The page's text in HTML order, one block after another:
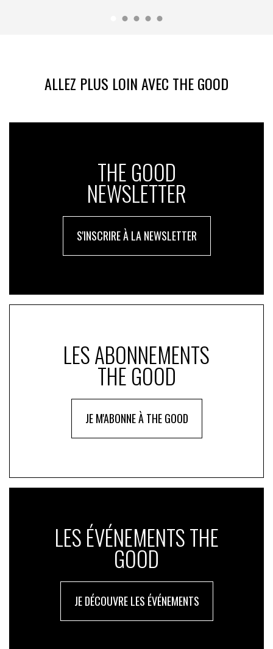
ALLEZ PLUS LOIN AVEC THE GOOD
THE GOOD
NEWSLETTER
S'INSCRIRE À LA NEWSLETTER
LES ABONNEMENTS
THE GOOD
JE M'ABONNE À THE GOOD
LES ÉVÉNEMENTS THE
GOOD
JE DÉCOUVRE LES ÉVÉNEMENTS